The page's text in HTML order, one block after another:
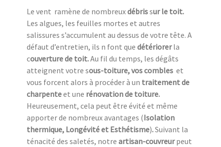
Le vent ramène de nombreuxdébrissur le toit.
Les algues, les feuilles mortes et autres
salissures s’accumulent au dessus de votre tête. A
défaut d’entretien, ils n font que détériorerla
couverture de toit.Au fil du temps, les dégâts
atteignent votre sous-toiture, vos combles et
vous forcent alors à procéder à un traitement de
charpenteet une rénovation de toiture.
Heureusement, cela peut être évité et même
apporter de nombreux avantages (Isolation
thermique, Longévité et Esthétisme).Suivant la
ténacité des saletés, notre artisan-couvreurpeut